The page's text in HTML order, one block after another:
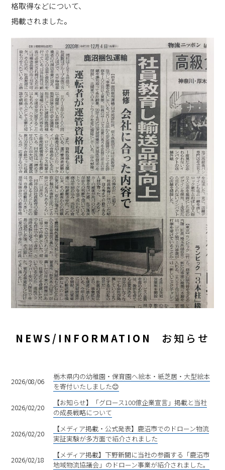
格取得などについて、
掲載されました。
NEWS/INFORMATION お知らせ
2026/08/06
栃木県内の幼稚園・保育園へ絵本・紙芝居・大型絵本
を寄付いたしました😊
2026/02/20
【お知らせ】「グロース100億企業宣言」掲載と当社
の成長戦略について
2026/02/20
【メディア掲載・公式発表】鹿沼市でのドローン物流
実証実験が多方面で紹介されました
2026/02/18
【メディア掲載】下野新聞に当社の参画する「鹿沼市
地域物流協議会」のドローン事業が紹介されました。